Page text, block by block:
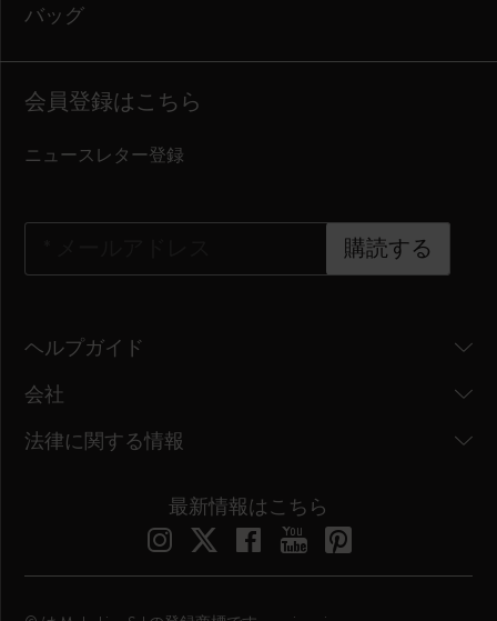
バッグ
会員登録はこちら
ニュースレター登録
購読する
ヘルプガイド
会社
法律に関する情報
最新情報はこちら